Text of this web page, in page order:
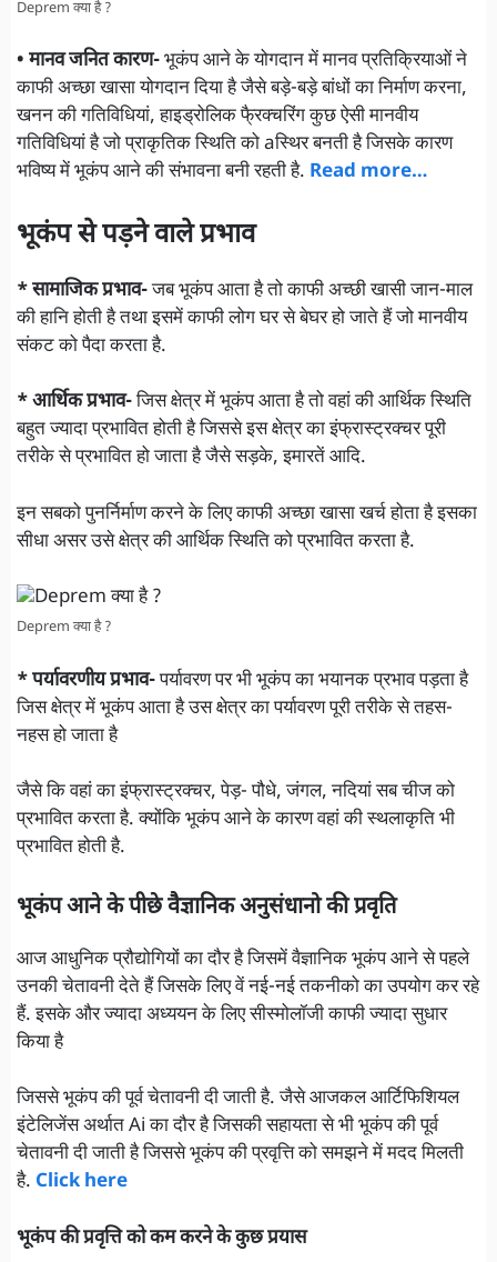
Deprem क्या है ?
• मानव जनित कारण-भूकंप आने के योगदान में मानव प्रतिक्रियाओं ने
काफी अच्छा खासा योगदान दिया है जैसे बड़े-बड़े बांधों का निर्माण करना,
खनन की गतिविधियां, हाइड्रोलिक फै्रक्चरिंग कुछ ऐसी मानवीय
गतिविधियां है जो प्राकृतिक स्थिति को aस्थिर बनती है जिसके कारण
भविष्य में भूकंप आने की संभावना बनी रहती है. Read more…
भूकंप से पड़ने वाले प्रभाव
* सामाजिक प्रभाव-जब भूकंप आता है तो काफी अच्छी खासी जान-माल
की हानि होती है तथा इसमें काफी लोग घर से बेघर हो जाते हैं जो मानवीय
संकट को पैदा करता है.
* आर्थिक प्रभाव-जिस क्षेत्र में भूकंप आता है तो वहां की आर्थिक स्थिति
बहुत ज्यादा प्रभावित होती है जिससे इस क्षेत्र का इंफ्रास्ट्रक्चर पूरी
तरीके से प्रभावित हो जाता है जैसे सड़के, इमारतें आदि.
इन सबको पुनर्निर्माण करने के लिए काफी अच्छा खासा खर्च होता है इसका
सीधा असर उसे क्षेत्र की आर्थिक स्थिति को प्रभावित करता है.
Deprem क्या है ?
* पर्यावरणीय प्रभाव-पर्यावरण पर भी भूकंप का भयानक प्रभाव पड़ता है
जिस क्षेत्र में भूकंप आता है उस क्षेत्र का पर्यावरण पूरी तरीके से तहस-
नहस हो जाता है
जैसे कि वहां का इंफ्रास्ट्रक्चर, पेड़- पौधे, जंगल, नदियां सब चीज को
प्रभावित करता है. क्योंकि भूकंप आने के कारण वहां की स्थलाकृति भी
प्रभावित होती है.
भूकंप आने के पीछे वैज्ञानिक अनुसंधानो की प्रवृति
आज आधुनिक प्रौद्योगियों का दौर है जिसमें वैज्ञानिक भूकंप आने से पहले
उनकी चेतावनी देते हैं जिसके लिए वें नई-नई तकनीको का उपयोग कर रहे
हैं. इसके और ज्यादा अध्ययन के लिए सीस्मोलॉजी काफी ज्यादा सुधार
किया है
जिससे भूकंप की पूर्व चेतावनी दी जाती है. जैसे आजकल आर्टिफिशियल
इंटेलिजेंस अर्थात Ai का दौर है जिसकी सहायता से भी भूकंप की पूर्व
चेतावनी दी जाती है जिससे भूकंप की प्रवृत्ति को समझने में मदद मिलती
है. Click here
भूकंप की प्रवृत्ति को कम करने के कुछ प्रयास